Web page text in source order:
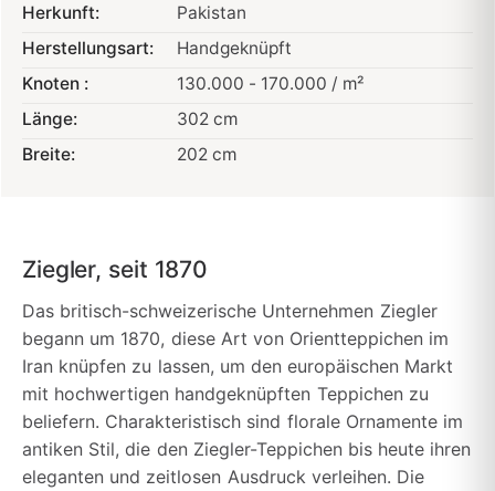
Herkunft:
Pakistan
Herstellungsart:
Handgeknüpft
Knoten :
130.000 - 170.000 / m²
Länge:
302 cm
Breite:
202 cm
Ziegler, seit 1870
Das britisch-schweizerische Unternehmen Ziegler
begann um 1870, diese Art von Orientteppichen im
Iran knüpfen zu lassen, um den europäischen Markt
mit hochwertigen handgeknüpften Teppichen zu
beliefern. Charakteristisch sind florale Ornamente im
antiken Stil, die den Ziegler-Teppichen bis heute ihren
eleganten und zeitlosen Ausdruck verleihen. Die